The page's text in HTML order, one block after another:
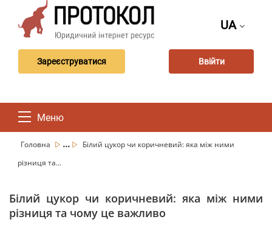
UA
Зареєструватися Ввійти
Меню
Головна ...
Білий цукор чи коричневий: яка між ними
різниця та...
Білий цукор чи коричневий: яка між ними
різниця та чому це важливо